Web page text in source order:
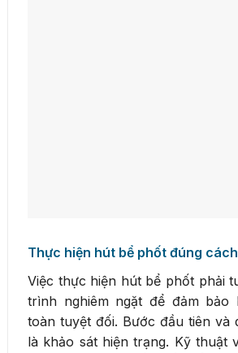
Thực hiện hút bể phốt đúng cách
Việc thực hiện hút bể phốt phải
trình nghiêm ngặt để đảm bảo
toàn tuyệt đối. Bước đầu tiên và
là khảo sát hiện trạng. Kỹ thuật